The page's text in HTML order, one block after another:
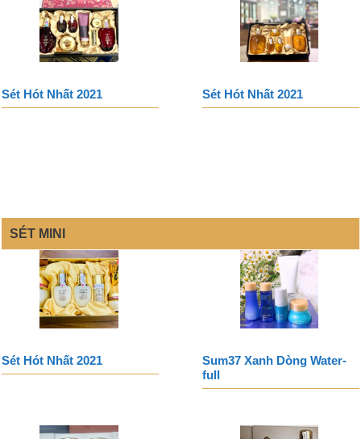
Sét Hót Nhất 2021 Sét Hót Nhất 2021
SÉT MINI
Sét Hót Nhất 2021
Sum37 Xanh Dòng Water-
full